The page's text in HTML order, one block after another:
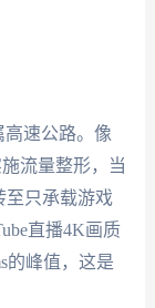
速公路。像
流量整形，当
至只承载游戏
直播4K画质
的峰值，这是